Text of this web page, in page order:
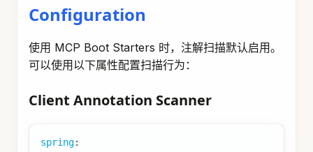
Configuration
使用 MCP Boot Starters 时，注解扫描默认启用。
可以使用以下属性配置扫描行为：
Client Annotation Scanner
spring: